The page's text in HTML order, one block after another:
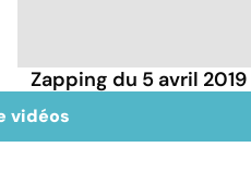
Zapping du 5 avril 2019
vidéos